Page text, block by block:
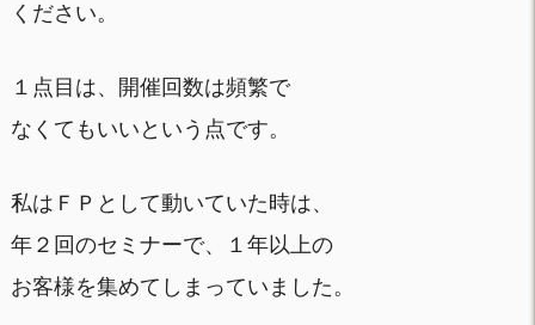
ください。
１点目は、開催回数は頻繁で
なくてもいいという点です。
私はＦＰとして動いていた時は、
年２回のセミナーで、１年以上の
お客様を集めてしまっていました。